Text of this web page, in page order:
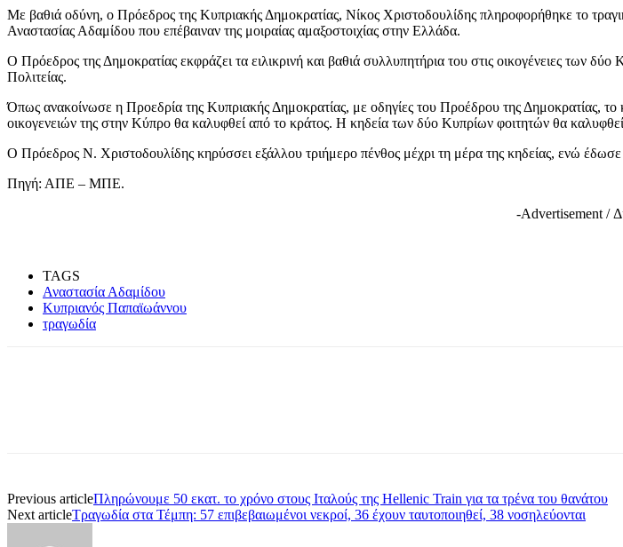
Με βαθιά οδύνη, ο Πρόεδρος της Κυπριακής Δημοκρατίας, Νίκος Χριστοδουλίδης πληροφορήθηκε το
Αναστασίας Αδαμίδου που επέβαιναν της μοιραίας αμαξοστοιχίας στην Ελλάδα.
Ο Πρόεδρος της Δημοκρατίας εκφράζει τα ειλικρινή και βαθιά συλλυπητήρια του στις οικογένειες των
Πολιτείας.
Όπως ανακοίνωσε η Προεδρία της Κυπριακής Δημοκρατίας, με οδηγίες του Προέδρου της Δημοκρατίας,
οικογενειών της στην Κύπρο θα καλυφθεί από το κράτος. Η κηδεία των δύο Κυπρίων φοιτητών θα
Ο Πρόεδρος Ν. Χριστοδουλίδης κηρύσσει εξάλλου τριήμερο πένθος μέχρι τη μέρα της κηδείας, ενώ
Πηγή: ΑΠΕ – ΜΠΕ.
-Advertisement /
TAGS
Αναστασία Αδαμίδου
Κυπριανός Παπαϊωάννου
τραγωδία
Previous articleΠληρώνουμε 50 εκατ. το χρόνο στους Ιταλούς της Hellenic Train για τα τρένα του θανάτου
Next articleΤραγωδία στα Τέμπη: 57 επιβεβαιωμένοι νεκροί, 36 έχουν ταυτοποιηθεί, 38 νοσηλεύονται